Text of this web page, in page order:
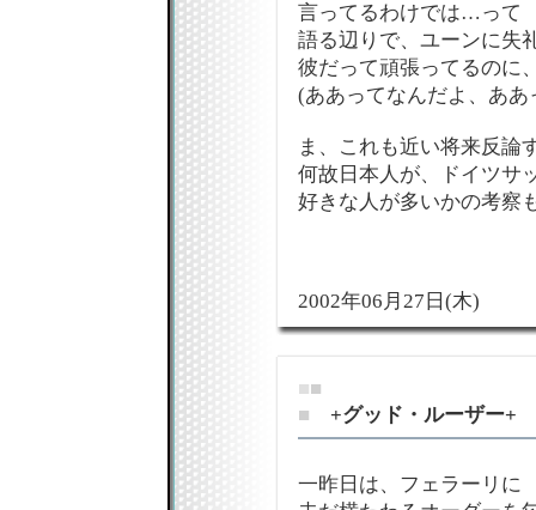
言ってるわけでは…って
語る辺りで、ユーンに失
彼だって頑張ってるのに
(ああってなんだよ、ああ
ま、これも近い将来反論
何故日本人が、ドイツサ
好きな人が多いかの考察
2002年06月27日(木)
■■
■
+グッド・ルーザー+
一昨日は、フェラーリに